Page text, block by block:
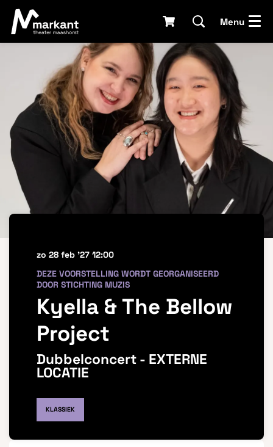
Menu
Kyella & The Bellow
Project
Dubbelconcert - EXTERNE
LOCATIE
DEZE VOORSTELLING WORDT GEORGANISEERD
DOOR STICHTING MUZIS
zo 28 feb '27 12:00
KLASSIEK